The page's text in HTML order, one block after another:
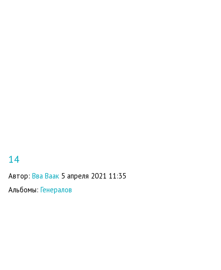
14
Автор: Вва Ваак 5 апреля 2021 11:35
Альбомы: Генералов